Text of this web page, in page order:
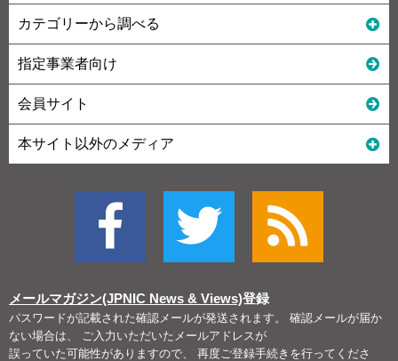
カテゴリーから調べる
指定事業者向け
会員サイト
本サイト以外のメディア
メールマガジン(JPNIC News & Views)登録
パスワードが記載された確認メールが発送されます。 確認メールが届か
ない場合は、 ご入力いただいたメールアドレスが
誤っていた可能性がありますので、 再度ご登録手続きを行ってくださ